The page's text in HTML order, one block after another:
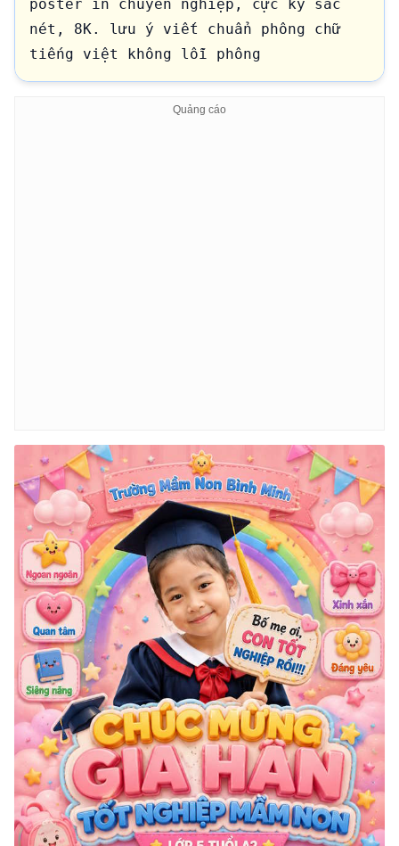
poster in chuyên nghiệp, cực kỳ sắc
nét, 8K. lưu ý viết chuẩn phông chữ
tiếng việt không lỗi phông